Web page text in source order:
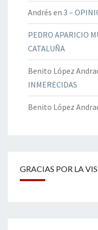
Andrés en 3 –
PEDRO APARICIO
CATALUÑA
Benito López
INMERECIDAS
Benito López
GRACIAS POR LA